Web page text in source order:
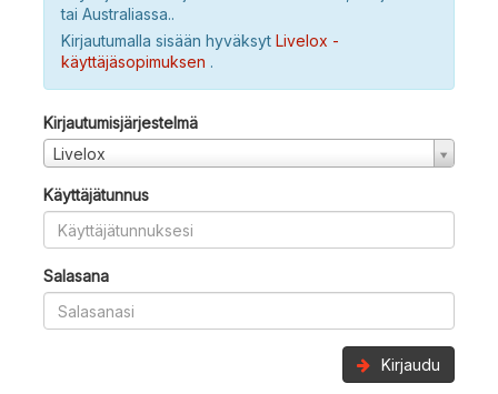
tai Australiassa..
Kirjautumalla sisään hyväksyt Livelox -
käyttäjäsopimuksen .
Kirjautumisjärjestelmä
Livelox
Käyttäjätunnus
Salasana
Kirjaudu